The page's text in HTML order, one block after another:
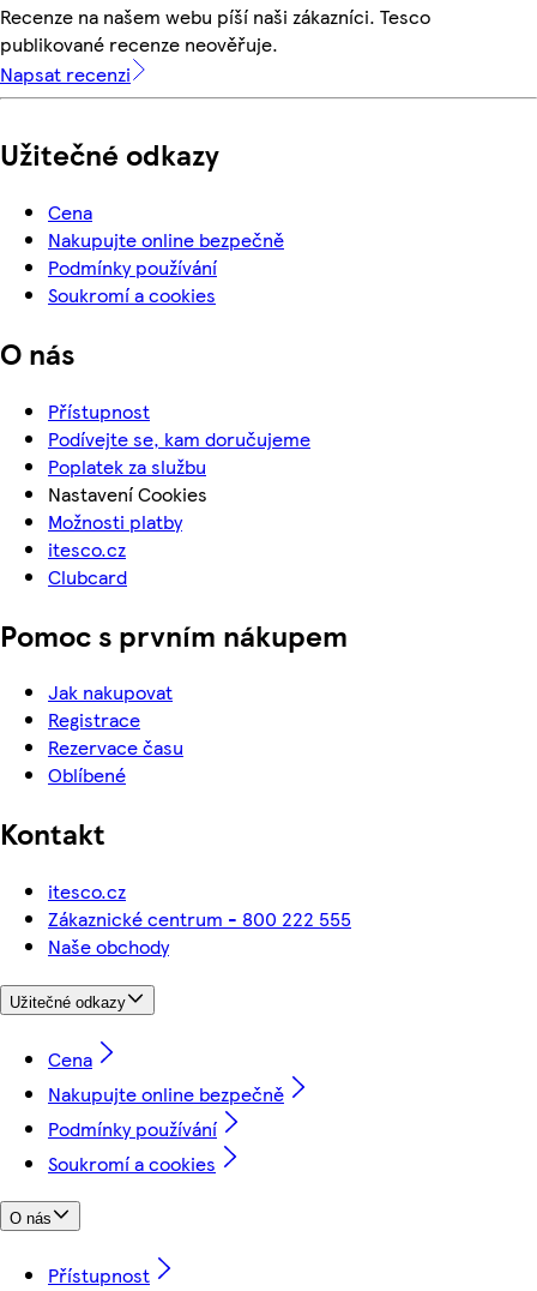
Recenze na našem webu píší naši zákazníci. Tesco
publikované recenze neověřuje.
Napsat recenzi
Užitečné odkazy
Cena
Nakupujte online bezpečně
Podmínky používání
Soukromí a cookies
O nás
Přístupnost
Podívejte se, kam doručujeme
Poplatek za službu
Nastavení Cookies
Možnosti platby
itesco.cz
Clubcard
Pomoc s prvním nákupem
Jak nakupovat
Registrace
Rezervace času
Oblíbené
Kontakt
itesco.cz
Zákaznické centrum - 800 222 555
Naše obchody
Užitečné odkazy
Cena
Nakupujte online bezpečně
Podmínky používání
Soukromí a cookies
O nás
Přístupnost